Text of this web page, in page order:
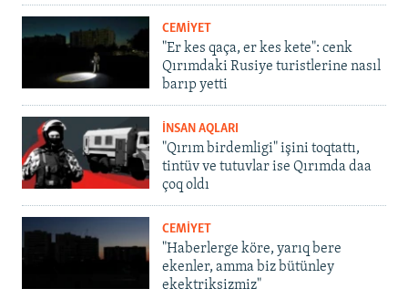
CEMİYET
"Er kes qaça, er kes kete": cenk
Qırımdaki Rusiye turistlerine nasıl
barıp yetti
İNSAN AQLARI
"Qırım birdemligi" işini toqtattı,
tintüv ve tutuvlar ise Qırımda daa
çoq oldı
CEMİYET
"Haberlerge köre, yarıq bere
ekenler, amma biz bütünley
ekektriksizmiz"